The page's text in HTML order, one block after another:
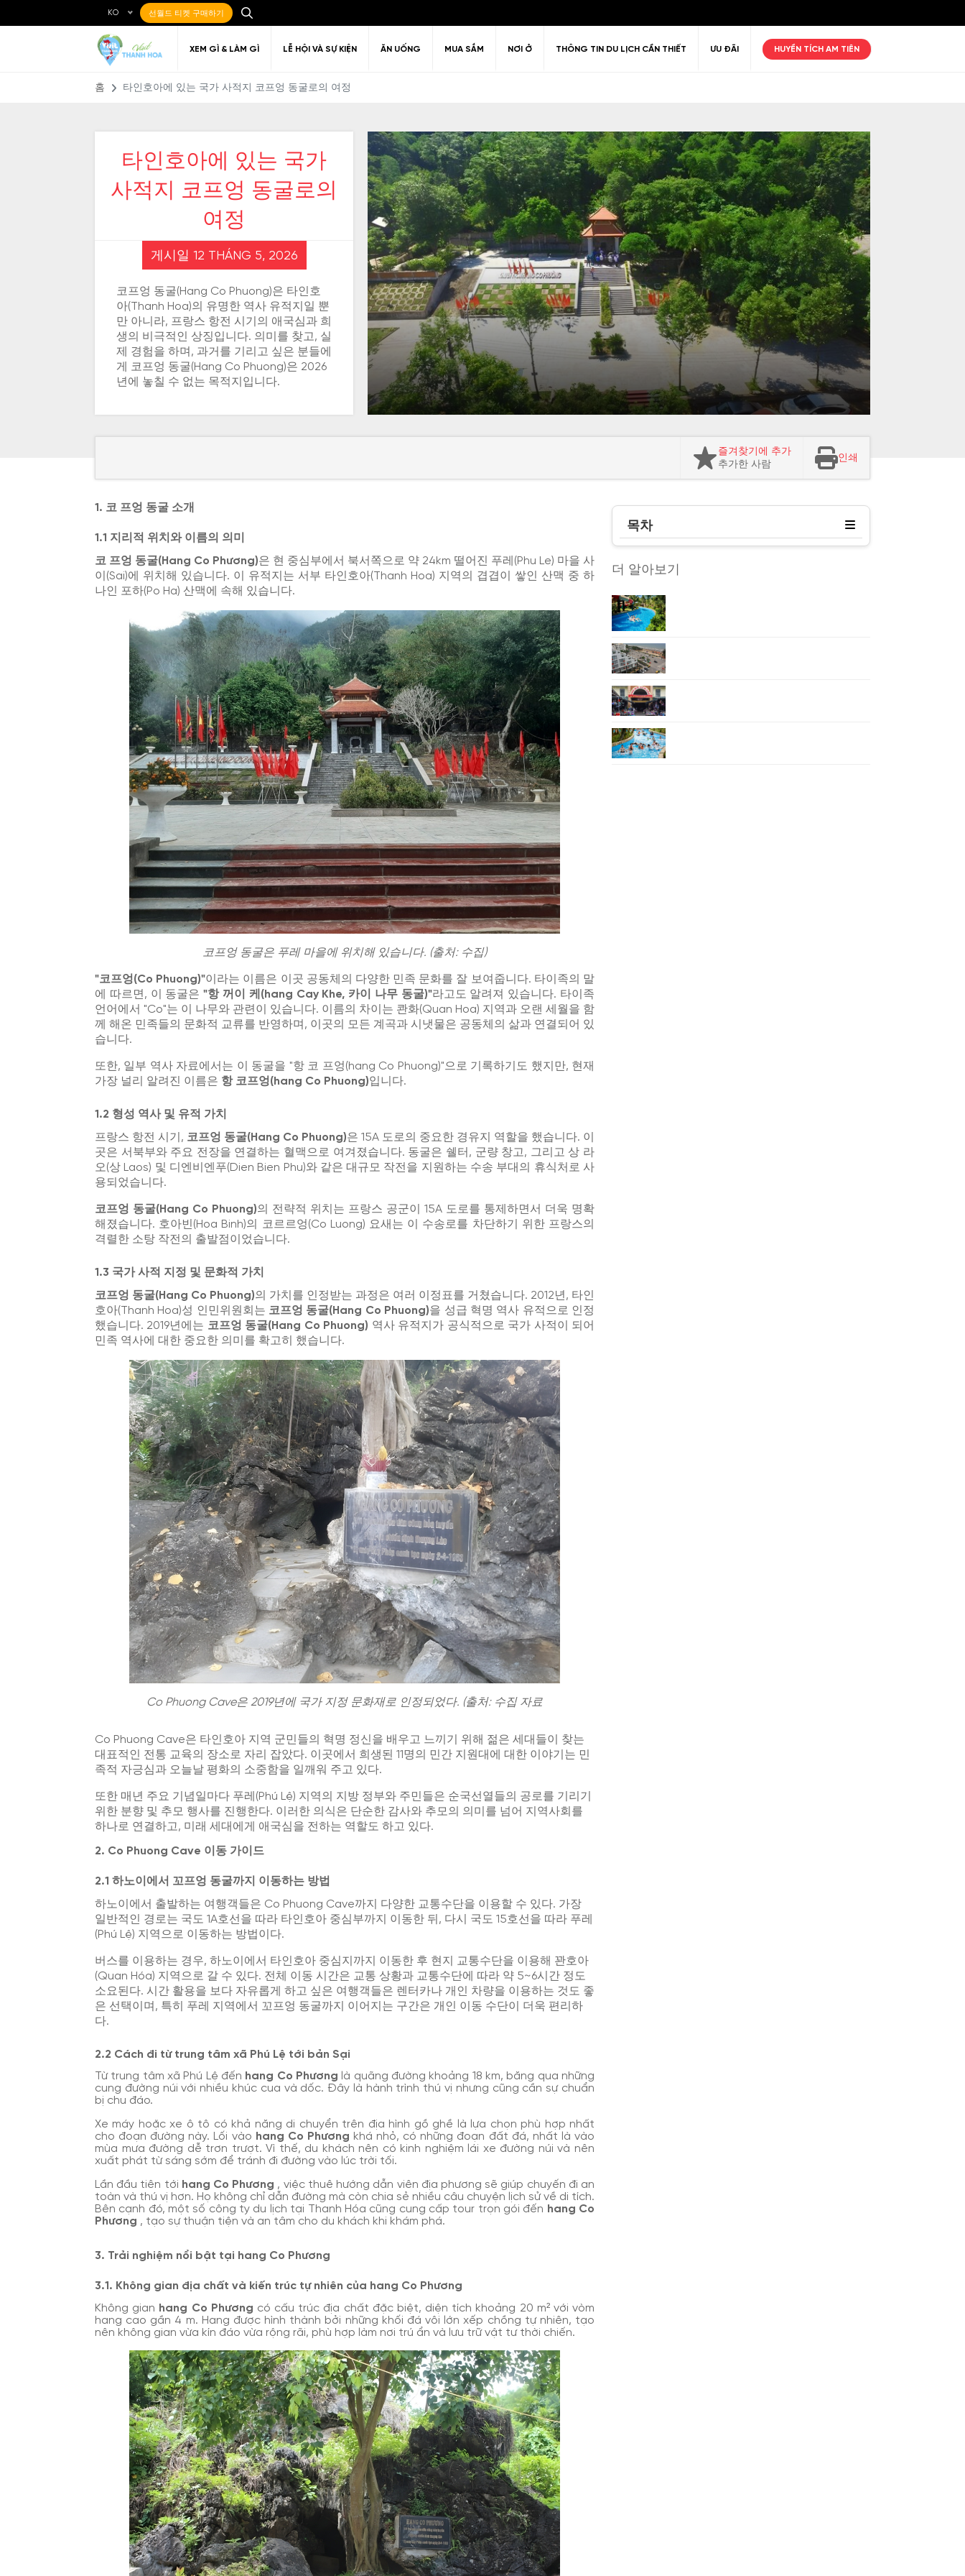
KO 선월드 티켓 구매하기
XEM GÌ & LÀM GÌ LỄ HỘI VÀ SỰ KIỆN ĂN UỐNG MUA SẮM NƠI Ở THÔNG TIN DU LỊCH CẦN THIẾT ƯU ĐÃI HUYỀN TÍCH AM TIÊN
Điểm đến yêu thích Nghệ thuật Lịch sử Kiến trúc Văn hóa Giải trí & Thư giãn Thiên nhiên Golf
Ẩm thực Địa phương Địa điểm ăn uống Giải trí về đêm
Về Thanh Hóa Đi đến Thanh Hóa
Di chuyển quanh
Thanh Hóa
Câu hỏi thường gặp Chính sách thị thực
홈 타인호아에 있는 국가 사적지 코프엉 동굴로의 여정
타인호아에 있는 국가
사적지 코프엉 동굴로의
여정
게시일 12 THÁNG 5, 2026
코프엉 동굴(Hang Co Phuong)은 타인호
아(Thanh Hoa)의 유명한 역사 유적지일 뿐
만 아니라, 프랑스 항전 시기의 애국심과 희
생의 비극적인 상징입니다. 의미를 찾고, 실
제 경험을 하며, 과거를 기리고 싶은 분들에
게 코프엉 동굴(Hang Co Phuong)은 2026
년에 놓칠 수 없는 목적지입니다.
즐겨찾기에 추가
추가한 사람
인쇄
1. 코 프엉 동굴 소개
1.1 지리적 위치와 이름의 의미
코 프엉 동굴(Hang Co Phương)은 현 중심부에서 북서쪽으로 약 24km 떨어진 푸레(Phu Le) 마을 사
이(Sai)에 위치해 있습니다. 이 유적지는 서부 타인호아(Thanh Hoa) 지역의 겹겹이 쌓인 산맥 중 하
나인 포하(Po Ha) 산맥에 속해 있습니다.
코프엉 동굴은 푸레 마을에 위치해 있습니다. (출처: 수집)
"코프엉(Co Phuong)"이라는 이름은 이곳 공동체의 다양한 민족 문화를 잘 보여줍니다. 타이족의 말
에 따르면, 이 동굴은"항 꺼이 케(hang Cay Khe, 카이 나무 동굴)"라고도 알려져 있습니다. 타이족
언어에서 "Co"는 이 나무와 관련이 있습니다. 이름의 차이는 콴화(Quan Hoa) 지역과 오랜 세월을 함
께 해온 민족들의 문화적 교류를 반영하며, 이곳의 모든 계곡과 시냇물은 공동체의 삶과 연결되어 있
습니다.
또한, 일부 역사 자료에서는 이 동굴을 "항 코 프엉(hang Co Phuong)"으로 기록하기도 했지만, 현재
가장 널리 알려진 이름은 항 코프엉(hang Co Phuong)입니다.
1.2 형성 역사 및 유적 가치
프랑스 항전 시기, 코프엉 동굴(Hang Co Phuong)은 15A 도로의 중요한 경유지 역할을 했습니다. 이
곳은 서북부와 주요 전장을 연결하는 혈맥으로 여겨졌습니다. 동굴은 쉘터, 군량 창고, 그리고 상 라
오(상 Laos) 및 디엔비엔푸(Dien Bien Phu)와 같은 대규모 작전을 지원하는 수송 부대의 휴식처로 사
용되었습니다.
코프엉 동굴(Hang Co Phuong)의 전략적 위치는 프랑스 공군이 15A 도로를 통제하면서 더욱 명확
해졌습니다. 호아빈(Hoa Binh)의 코르르엉(Co Luong) 요새는 이 수송로를 차단하기 위한 프랑스의
격렬한 소탕 작전의 출발점이었습니다.
1.3 국가 사적 지정 및 문화적 가치
코프엉 동굴(Hang Co Phuong)의 가치를 인정받는 과정은 여러 이정표를 거쳤습니다. 2012년, 타인
호아(Thanh Hoa)성 인민위원회는 코프엉 동굴(Hang Co Phuong)을 성급 혁명 역사 유적으로 인정
했습니다. 2019년에는 코프엉 동굴(Hang Co Phuong) 역사 유적지가 공식적으로 국가 사적이 되어
민족 역사에 대한 중요한 의미를 확고히 했습니다.
Co Phuong Cave은 2019년에 국가 지정 문화재로 인정되었다. (출처: 수집 자료
Co Phuong Cave은 타인호아 지역 군민들의 혁명 정신을 배우고 느끼기 위해 젊은 세대들이 찾는
대표적인 전통 교육의 장소로 자리 잡았다. 이곳에서 희생된 11명의 민간 지원대에 대한 이야기는 민
족적 자긍심과 오늘날 평화의 소중함을 일깨워 주고 있다.
또한 매년 주요 기념일마다 푸레(Phú Lệ) 지역의 지방 정부와 주민들은 순국선열들의 공로를 기리기
위한 분향 및 추모 행사를 진행한다. 이러한 의식은 단순한 감사와 추모의 의미를 넘어 지역사회를
하나로 연결하고, 미래 세대에게 애국심을 전하는 역할도 하고 있다.
2. Co Phuong Cave 이동 가이드
2.1 하노이에서 꼬프엉 동굴까지 이동하는 방법
하노이에서 출발하는 여행객들은 Co Phuong Cave까지 다양한 교통수단을 이용할 수 있다. 가장
일반적인 경로는 국도 1A호선을 따라 타인호아 중심부까지 이동한 뒤, 다시 국도 15호선을 따라 푸레
(Phú Lệ) 지역으로 이동하는 방법이다.
버스를 이용하는 경우, 하노이에서 타인호아 중심지까지 이동한 후 현지 교통수단을 이용해 꽌호아
(Quan Hóa) 지역으로 갈 수 있다. 전체 이동 시간은 교통 상황과 교통수단에 따라 약 5~6시간 정도
소요된다. 시간 활용을 보다 자유롭게 하고 싶은 여행객들은 렌터카나 개인 차량을 이용하는 것도 좋
은 선택이며, 특히 푸레 지역에서 꼬프엉 동굴까지 이어지는 구간은 개인 이동 수단이 더욱 편리하
다.
2.2 Cách đi từ trung tâm xã Phú Lệ tới bản Sại
Từ trung tâm xã Phú Lệ đến hang Co Phương là quãng đường khoảng 18 km, băng qua những
cung đường núi với nhiều khúc cua và dốc. Đây là hành trình thú vị nhưng cũng cần sự chuẩn
bị chu đáo.
Xe máy hoặc xe ô tô có khả năng di chuyển trên địa hình gồ ghề là lựa chọn phù hợp nhất
cho đoạn đường này. Lối vào hang Co Phương khá nhỏ, có những đoạn đất đá, nhất là vào
mùa mưa đường dễ trơn trượt. Vì thế, du khách nên có kinh nghiệm lái xe đường núi và nên
xuất phát từ sáng sớm để tránh đi đường vào lúc trời tối.
Lần đầu tiên tới hang Co Phương , việc thuê hướng dẫn viên địa phương sẽ giúp chuyến đi an
toàn và thú vị hơn. Họ không chỉ dẫn đường mà còn chia sẻ nhiều câu chuyện lịch sử về di tích.
Bên cạnh đó, một số công ty du lịch tại Thanh Hóa cũng cung cấp tour trọn gói đến hang Co
Phương , tạo sự thuận tiện và an tâm cho du khách khi khám phá.
3. Trải nghiệm nổi bật tại hang Co Phương
3.1. Không gian địa chất và kiến trúc tự nhiên của hang Co Phương
Không gian hang Co Phương có cấu trúc địa chất đặc biệt, diện tích khoảng 20 m² với vòm
hang cao gần 4 m. Hang được hình thành bởi những khối đá vôi lớn xếp chồng tự nhiên, tạo
nên không gian vừa kín đáo vừa rộng rãi, phù hợp làm nơi trú ẩn và lưu trữ vật tư thời chiến.
목차
더 알아보기